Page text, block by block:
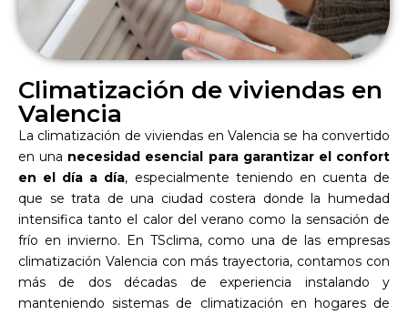
Climatización de viviendas en
Valencia
La climatización de viviendas en Valencia se ha convertido
en una necesidad esencial para garantizar el confort
en el día a día, especialmente teniendo en cuenta de
que se trata de una ciudad costera donde la humedad
intensifica tanto el calor del verano como la sensación de
frío en invierno. En TSclima, como una de las empresas
climatización Valencia con más trayectoria, contamos con
más de dos décadas de experiencia instalando y
manteniendo sistemas de climatización en hogares de